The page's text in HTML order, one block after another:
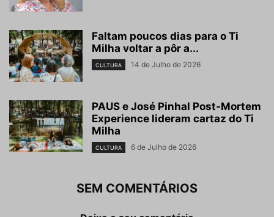
Faltam poucos dias para o Ti
Milha voltar a pôr a...
CULTURA 14 de Julho de 2026
PAUS e José Pinhal Post-Mortem
Experience lideram cartaz do Ti
Milha
CULTURA 6 de Julho de 2026
SEM COMENTÁRIOS